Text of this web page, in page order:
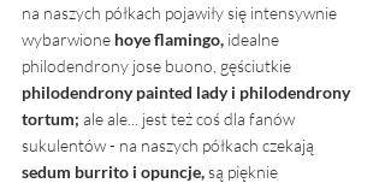
na naszych półkach pojawiły się intensywnie
wybarwione hoye flamingo, idealne
philodendrony jose buono, gęściutkie
philodendrony painted lady i philodendrony
tortum; ale ale... jest też coś dla fanów
sukulentów - na naszych półkach czekają
sedum burrito i opuncje, są pięknie